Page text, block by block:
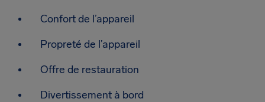
Confort de l’appareil
Propreté de l’appareil
Offre de restauration
Divertissement à bord